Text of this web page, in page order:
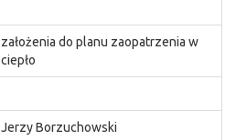
założenia do planu zaopatrzenia w
ciepło
Jerzy Borzuchowski